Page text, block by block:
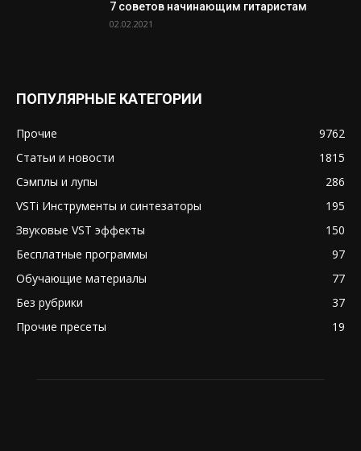
7 советов начинающим гитаристам
02.02.2021
ПОПУЛЯРНЫЕ КАТЕГОРИИ
Прочие
9762
Статьи и новости
1815
Сэмплы и лупы
286
VSTi Инструменты и синтезаторы
195
Звуковые VST эффекты
150
Бесплатные программы
97
Обучающие материалы
77
Без рубрики
37
Прочие пресеты
19